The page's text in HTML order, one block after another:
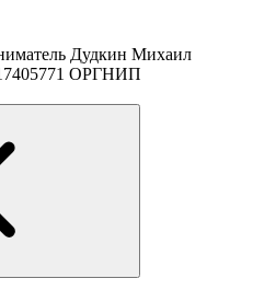
Дудкин Михаил
ОРГНИП